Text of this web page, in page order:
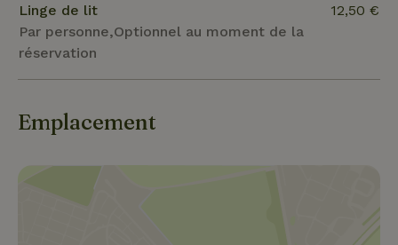
Linge de lit
Par personne,Optionnel au moment de la
réservation
12,50 €
Emplacement